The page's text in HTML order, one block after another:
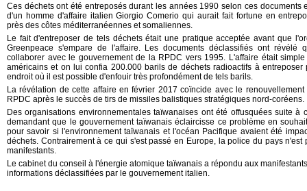
Ces déchets ont été entreposés durant les années 1990 selon ces documents
d'un homme d'affaire italien Giorgio Comerio qui aurait fait fortune en
près des côtes méditerranéennes et somaliennes.
Le fait d'entreposer de tels déchets était une pratique acceptée avant que
Greenpeace s'empare de l'affaire. Les documents déclassifiés ont révélé
collaborer avec le gouvernement de la RPDC vers 1995. L'affaire était
américains et on lui confia 200.000 barils de déchets radioactifs à
endroit où il est possible d'enfouir très profondément de tels barils.
La révélation de cette affaire en février 2017 coïncide avec le
RPDC après le succès de tirs de missiles balistiques stratégiques nord-coréens.
Des organisations environnementales taïwanaises ont été offusquées suite à
demandant que le gouvernement taïwanais éclaircisse ce problème en
pour savoir si l'environnement taïwanais et l'océan Pacifique avaient été
déchets. Contrairement à ce qui s'est passé en Europe, la police du pays
manifestants.
Le cabinet du conseil à l'énergie atomique taïwanais a répondu aux
informations déclassifiées par le gouvernement italien.